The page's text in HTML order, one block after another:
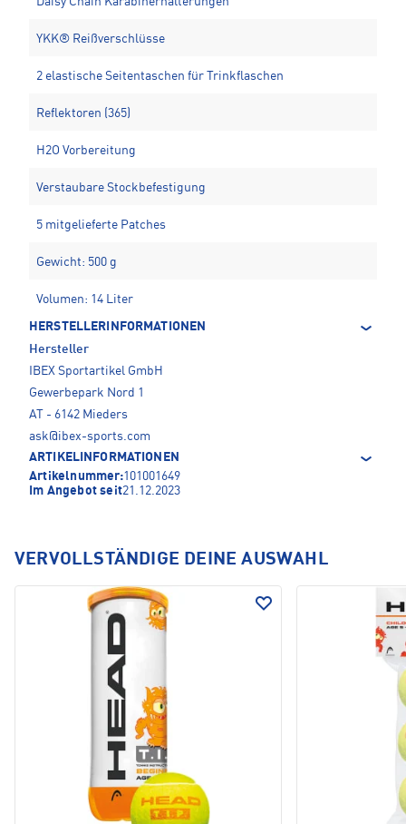
YKK® Reißverschlüsse
2 elastische Seitentaschen für Trinkflaschen
Reflektoren (365)
H2O Vorbereitung
Verstaubare Stockbefestigung
5 mitgelieferte Patches
Gewicht: 500 g
Volumen: 14 Liter
HERSTELLERINFORMATIONEN
Hersteller
IBEX Sportartikel GmbH
Gewerbepark Nord 1
AT - 6142 Mieders
ask@ibex-sports.com
ARTIKELINFORMATIONEN
Artikelnummer:101001649
Im Angebot seit21.12.2023
VERVOLLSTÄNDIGE DEINE AUSWAHL